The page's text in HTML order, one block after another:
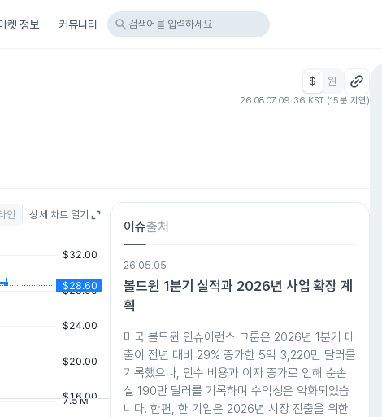
켓 정보 커뮤니티 search 검색어를 입력하세요
$ 원
26.08.07 09:36 KST (15분 지연)
인 상세 차트 열기
이슈출처
26.05.05
볼드윈 1분기 실적과 2026년 사업 확장 계
획
미국 볼드윈 인슈어런스 그룹은 2026년 1분기 매
출이 전년 대비 29% 증가한 5억 3,220만 달러를
기록했으나, 인수 비용과 이자 증가로 인해 순손
실 190만 달러를 기록하며 수익성은 악화되었습
니다. 한편, 한 기업은 2026년 시장 진출을 위한